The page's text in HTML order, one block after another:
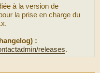
à la version de
la prise en charge du
:
releases.